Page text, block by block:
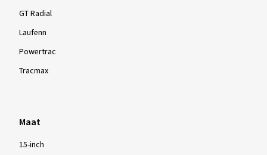
GT Radial
Laufenn
Powertrac
Tracmax
Maat
15-inch